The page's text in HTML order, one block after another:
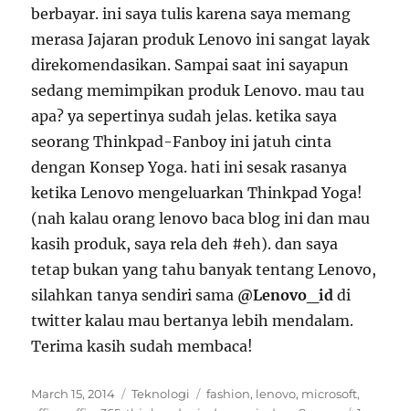
berbayar. ini saya tulis karena saya memang
merasa Jajaran produk Lenovo ini sangat layak
direkomendasikan. Sampai saat ini sayapun
sedang memimpikan produk Lenovo. mau tau
apa? ya sepertinya sudah jelas. ketika saya
seorang Thinkpad-Fanboy ini jatuh cinta
dengan Konsep Yoga. hati ini sesak rasanya
ketika Lenovo mengeluarkan Thinkpad Yoga!
(nah kalau orang lenovo baca blog ini dan mau
kasih produk, saya rela deh #eh). dan saya
tetap bukan yang tahu banyak tentang Lenovo,
silahkan tanya sendiri sama @Lenovo_id di
twitter kalau mau bertanya lebih mendalam.
Terima kasih sudah membaca!
Posted
March 15, 2014 Categories
Teknologi Tags
fashion, lenovo, microsoft,